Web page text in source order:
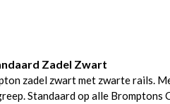
Zadel Zwart
zadel zwart met zwarte rails.
Standaard op alle Bromptons